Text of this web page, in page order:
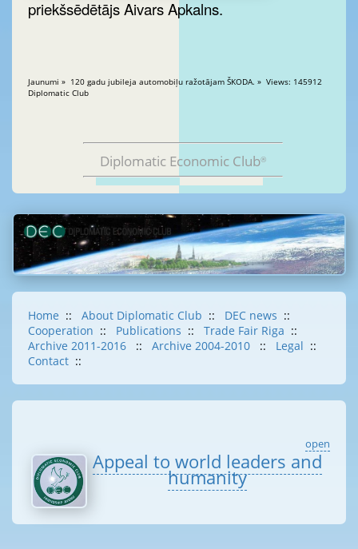
priekšsēdētājs Aivars Apkalns.
Jaunumi » 120 gadu jubileja automobiļu ražotājam ŠKODA. » Views: 145912
Diplomatic Club
Diplomatic Economic Club®
Home :: About Diplomatic Club :: DEC news ::
Cooperation :: Publications :: Trade Fair Riga ::
Archive 2011-2016
:: Archive 2004-2010 :: Legal ::
Contact ::
open
Appeal to world leaders and
humanity